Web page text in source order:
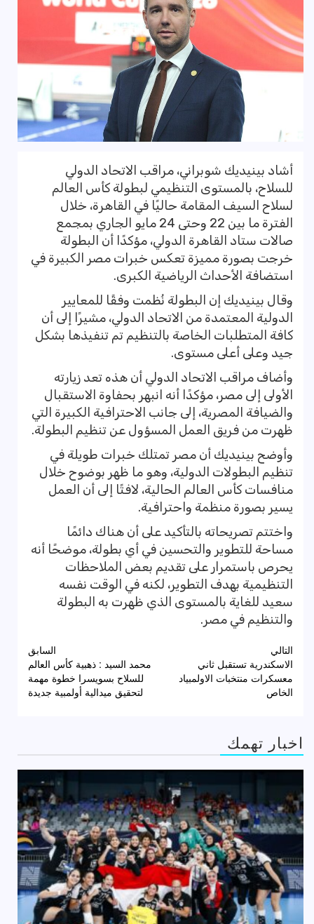
أشاد بينيديك شوبراني، مراقب الاتحاد الدولي
للسلاح، بالمستوى التنظيمي لبطولة كأس العالم
لسلاح السيف المقامة حاليًا في القاهرة، خلال
الفترة ما بين 22 وحتى 24 مايو الجاري بمجمع
صالات ستاد القاهرة الدولي، مؤكدًا أن البطولة
خرجت بصورة مميزة تعكس خبرات مصر الكبيرة في
استضافة الأحداث الرياضية الكبرى.
وقال بينيديك إن البطولة نُظمت وفقًا للمعايير
الدولية المعتمدة من الاتحاد الدولي، مشيرًا إلى أن
كافة المتطلبات الخاصة بالتنظيم تم تنفيذها بشكل
جيد وعلى أعلى مستوى.
وأضاف مراقب الاتحاد الدولي أن هذه تعد زيارته
الأولى إلى مصر، مؤكدًا أنه انبهر بحفاوة الاستقبال
والضيافة المصرية، إلى جانب الاحترافية الكبيرة التي
ظهرت من فريق العمل المسؤول عن تنظيم البطولة.
وأوضح بينيديك أن مصر تمتلك خبرات طويلة في
تنظيم البطولات الدولية، وهو ما ظهر بوضوح خلال
منافسات كأس العالم الحالية، لافتًا إلى أن العمل
يسير بصورة منظمة واحترافية.
واختتم تصريحاته بالتأكيد على أن هناك دائمًا
مساحة للتطوير والتحسين في أي بطولة، موضحًا أنه
يحرص باستمرار على تقديم بعض الملاحظات
التنظيمية بهدف التطوير، لكنه في الوقت نفسه
سعيد للغاية بالمستوى الذي ظهرت به البطولة
والتنظيم في مصر.
تصفّح
المقالات
السابق
محمد السيد : ذهبية كأس العالم
للسلاح بسويسرا خطوة مهمة
لتحقيق ميدالية أولمبية جديدة
التالي
الاسكندرية تستقبل ثاني
معسكرات منتخبات الاولمبياد
الخاص
اخبار تهمك